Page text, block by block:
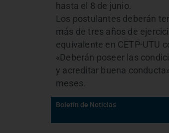
hasta el 8 de junio.
Los postulantes deberán
más de tres años de
equivalente en CETP-UTU
«Deberán poseer las
y acreditar buena
meses.
Boletín de Noticias